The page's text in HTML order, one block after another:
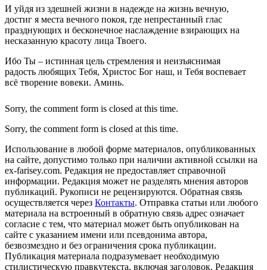
И уйдя из здешней жизни в надежде на жизнь вечную,
достиг я места вечного покоя, где непрестанный глас
празднующих и бесконечное наслаждение взирающих на
несказанную красоту лица Твоего.
Ибо Ты – истинная цель стремления и неизъяснимая
радость любящих Тебя, Христос Бог наш, и Тебя воспевает
всё творение вовеки. Аминь.
Sorry, the comment form is closed at this time.
Sorry, the comment form is closed at this time.
Использование в любой форме материалов, опубликованных
на сайте, допустимо только при наличии активной ссылки на
ex-farisey.com. Редакция не предоставляет справочной
информации. Редакция может не разделять мнения авторов
публикаций. Рукописи не рецензируются. Обратная связь
осуществляется через Контакты. Отправка статьи или любого
материала на встроенный в обратную связь адрес означает
согласие с тем, что материал может быть опубликован на
сайте с указанием имени или псевдонима автора,
безвозмездно и без ограничения срока публикации.
Публикация материала подразумевает необходимую
стилистическую правкутекста, включая заголовок. Редакция